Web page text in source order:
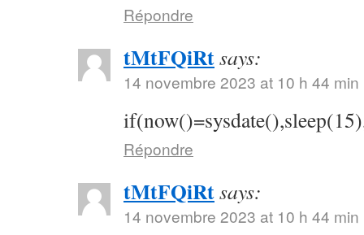
Répondre
tMtFQiRtsays:
14 novembre 2023 at 10 h 44 min
Répondre
tMtFQiRtsays:
14 novembre 2023 at 10 h 44 min